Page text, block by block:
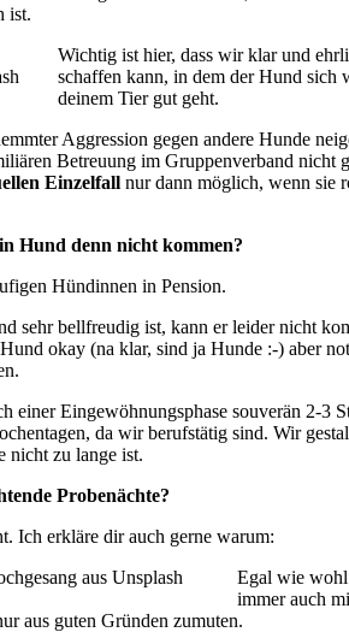
ist.
Wichtig ist hier, dass wir klar und
schaffen kann, in dem der Hund sich
deinem Tier gut geht.
Aggression gegen andere Hunde
Betreuung im Gruppenverband nicht
Einzelfall nur dann möglich, wenn sie
Hund denn nicht kommen?
Hündinnen in Pension.
sehr bellfreudig ist, kann er leider nicht
okay (na klar, sind ja Hunde :-) aber
einer Eingewöhnungsphase souverän 2-3
da wir berufstätig sind. Wir
nicht zu lange ist.
Probenächte?
Ich erkläre dir auch gerne warum:
Egal wie
immer auch
aus guten Gründen zumuten.